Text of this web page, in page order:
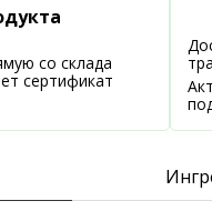
со склада
сертификат